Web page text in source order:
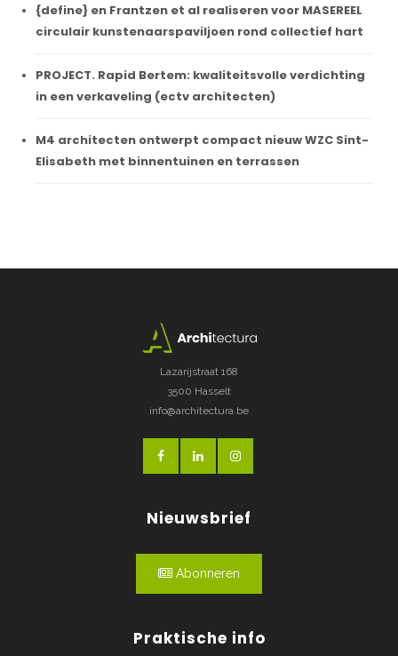
{define} en Frantzen et al realiseren voor MASEREEL
circulair kunstenaarspaviljoen rond collectief hart
PROJECT. Rapid Bertem: kwaliteitsvolle verdichting
in een verkaveling (ectv architecten)
M4 architecten ontwerpt compact nieuw WZC Sint-
Elisabeth met binnentuinen en terrassen
Lazarijstraat 168
3500 Hasselt
info@architectura.be
Nieuwsbrief
Abonneren
Praktische info